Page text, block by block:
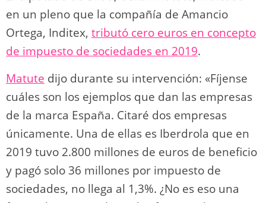
en un pleno que la compañía de Amancio
Ortega, Inditex, tributó cero euros en concepto
de impuesto de sociedades en 2019.
Matute dijo durante su intervención: «Fíjense
cuáles son los ejemplos que dan las empresas
de la marca España. Citaré dos empresas
únicamente. Una de ellas es Iberdrola que en
2019 tuvo 2.800 millones de euros de beneficio
y pagó solo 36 millones por impuesto de
sociedades, no llega al 1,3%. ¿No es eso una